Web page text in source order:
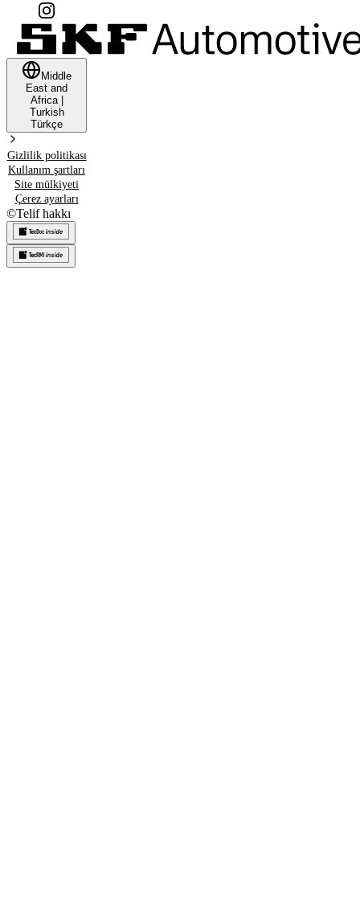
Middle
East and
Africa|
Turkish
Türkçe
Gizlilik politikası
Kullanım şartları
Site mülkiyeti
Çerez ayarları
©Telif hakkı